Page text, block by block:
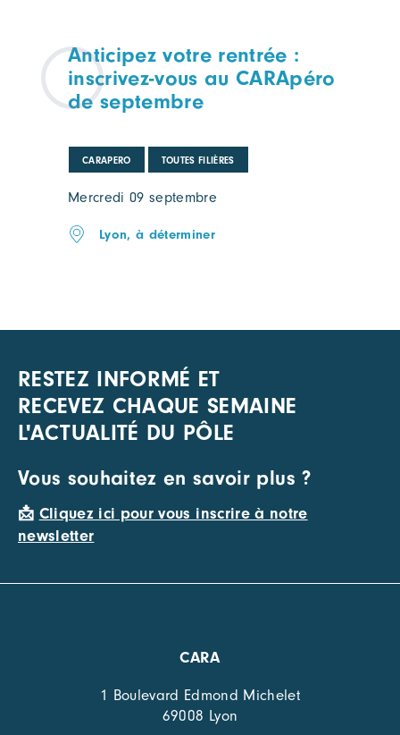
Anticipez votre rentrée :
inscrivez-vous au CARApéro
de septembre
CARAPERO TOUTES FILIÈRES
Mercredi 09 septembre
Lyon, à déterminer
RESTEZ INFORMÉ ET
RECEVEZ CHAQUE SEMAINE
L'ACTUALITÉ DU PÔLE
Vous souhaitez en savoir plus ?
📩 Cliquez ici pour vous inscrire à notre
newsletter
CARA
1 Boulevard Edmond Michelet
69008 Lyon